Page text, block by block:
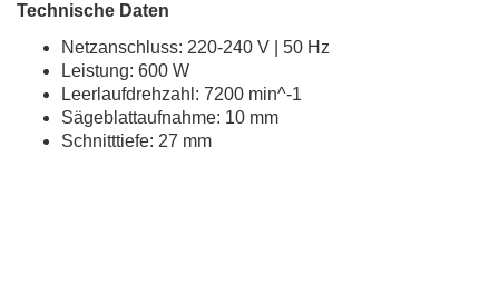
Technische Daten
Netzanschluss: 220-240 V | 50 Hz
Leistung: 600 W
Leerlaufdrehzahl: 7200 min^-1
Sägeblattaufnahme: 10 mm
Schnitttiefe: 27 mm